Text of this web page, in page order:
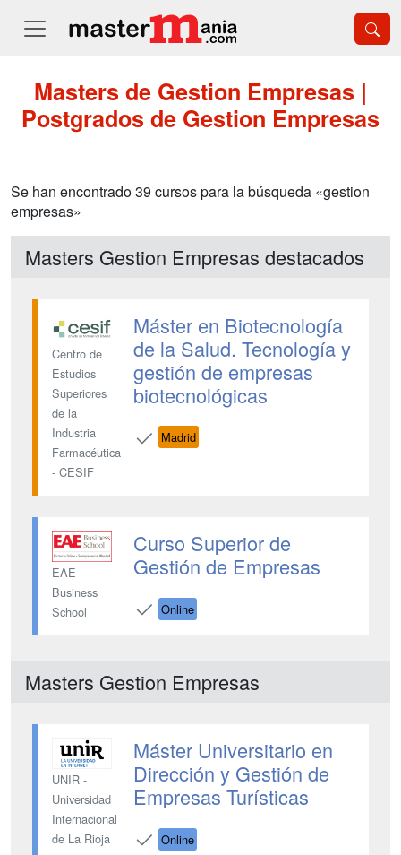
Masters de Gestion Empresas |
Postgrados de Gestion Empresas
Se han encontrado 39 cursos para la búsqueda «gestion
empresas»
Masters Gestion Empresas destacados
Centro de
Estudios
Superiores
de la
Industria
Farmacéutica
- CESIF
Máster en Biotecnología
de la Salud. Tecnología y
gestión de empresas
biotecnológicas
Madrid
EAE
Business
School
Curso Superior de
Gestión de Empresas
Online
Masters Gestion Empresas
UNIR -
Universidad
Internacional
de La Rioja
Máster Universitario en
Dirección y Gestión de
Empresas Turísticas
Online